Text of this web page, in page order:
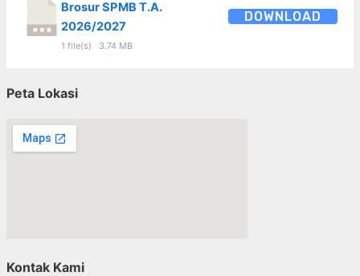
Brosur SPMB T.A.
2026/2027
1 file(s) 3.74 MB
DOWNLOAD
Peta Lokasi
Kontak Kami